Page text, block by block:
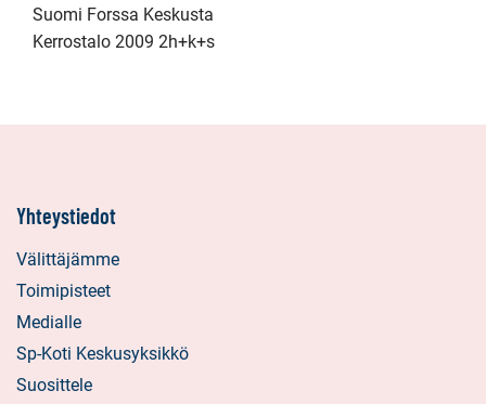
Suomi Forssa Keskusta
Kerrostalo 2009 2h+k+s
Yhteystiedot
Välittäjämme
Toimipisteet
Medialle
Sp-Koti Keskusyksikkö
Suosittele